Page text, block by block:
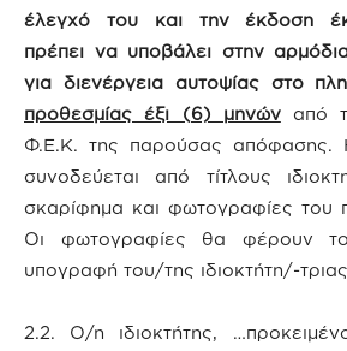
έλεγχό του και την έκδοση
πρέπει να υποβάλει στην
για διενέργεια αυτοψίας στο
προθεσμίας έξι (6) μηνώναπό
Φ.Ε.Κ. της παρούσας απόφασης.
συνοδεύεται από τίτλους
σκαρίφημα και φωτογραφίες του
Οι φωτογραφίες θα φέρουν
υπογραφή του/της ιδιοκτήτη/-
2.2. Ο/η ιδιοκτήτης,